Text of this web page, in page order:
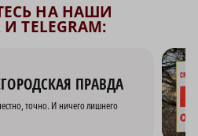
НА НАШИ
TELEGRAM:
ПРАВДА
точно. И ничего лишнего